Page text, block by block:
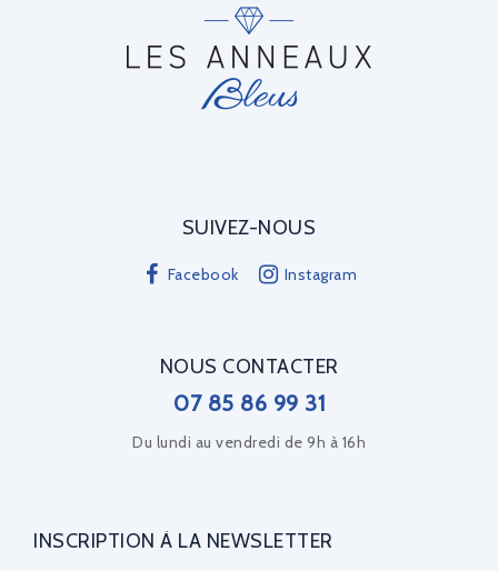
SUIVEZ-NOUS
Facebook Instagram
NOUS CONTACTER
07 85 86 99 31
Du lundi au vendredi de 9h à 16h
INSCRIPTION À LA NEWSLETTER